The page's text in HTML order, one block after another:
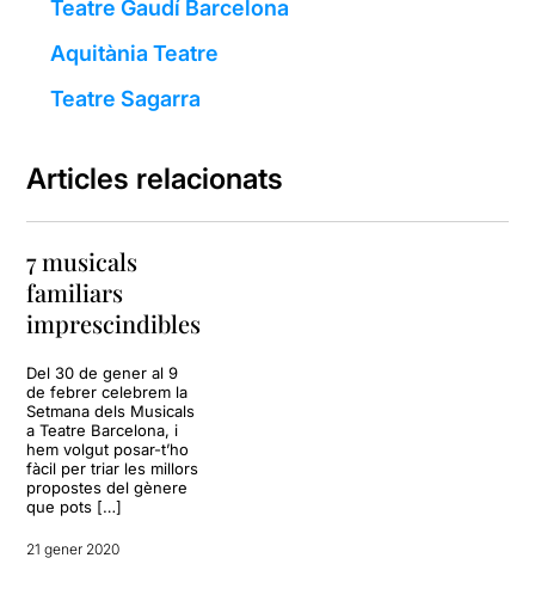
Teatre Gaudí Barcelona
Aquitània Teatre
Teatre Sagarra
Articles relacionats
7 musicals
familiars
imprescindibles
Del 30 de gener al 9
de febrer celebrem la
Setmana dels Musicals
a Teatre Barcelona, i
hem volgut posar-t’ho
fàcil per triar les millors
propostes del gènere
que pots […]
21 gener 2020